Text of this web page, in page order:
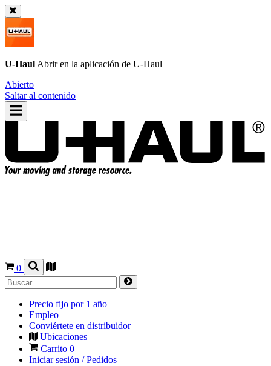
U-Haul Abrir en la aplicación de U-Haul
Abierto
Saltar al contenido
0
Precio fijo por 1 año
Empleo
Conviértete en distribuidor
Ubicaciones
Carrito 0
Iniciar sesión / Pedidos